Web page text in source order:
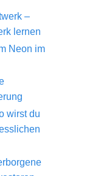
–
lernen
Neon im
wirst du